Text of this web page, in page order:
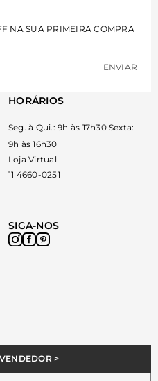
NA SUA PRIMEIRA COMPRA
ENVIAR
>
HORÁRIOS
Seg. à Qui.: 9h às 17h30 Sexta:
9h às 16h30
Loja Virtual
11 4660-0251
SIGA-NOS